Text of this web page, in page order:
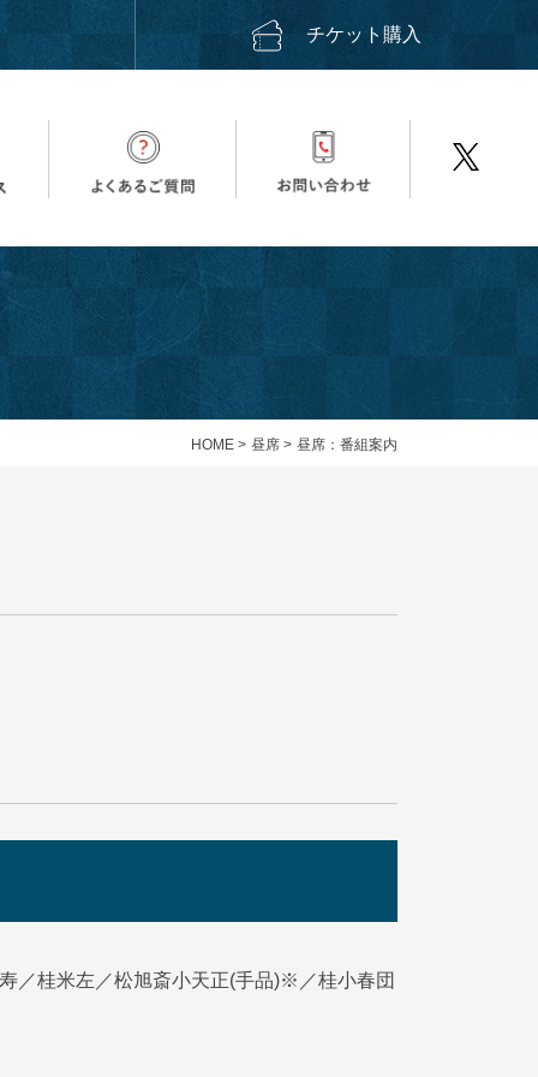
チケット購入
HOME > 昼席 > 昼席：番組案内
／桂米左／松旭斎小天正(手品)※／桂小春団